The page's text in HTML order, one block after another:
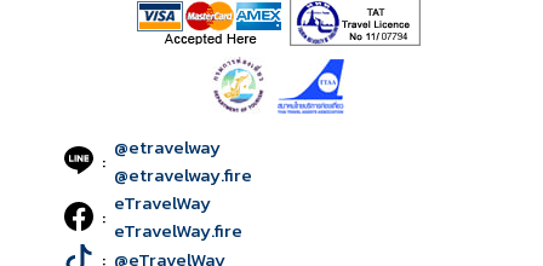
: @etravelway
@etravelway.fire
: eTravelWay
eTravelWay.fire
: @eTravelWay